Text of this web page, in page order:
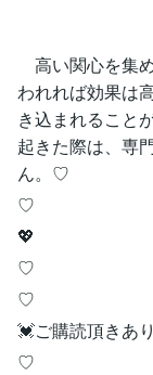
高い関心を集
われれば効果は
き込まれること
起きた際は、専
ん。♡
♡
💖
♡
♡
💓ご購読頂きあ
♡